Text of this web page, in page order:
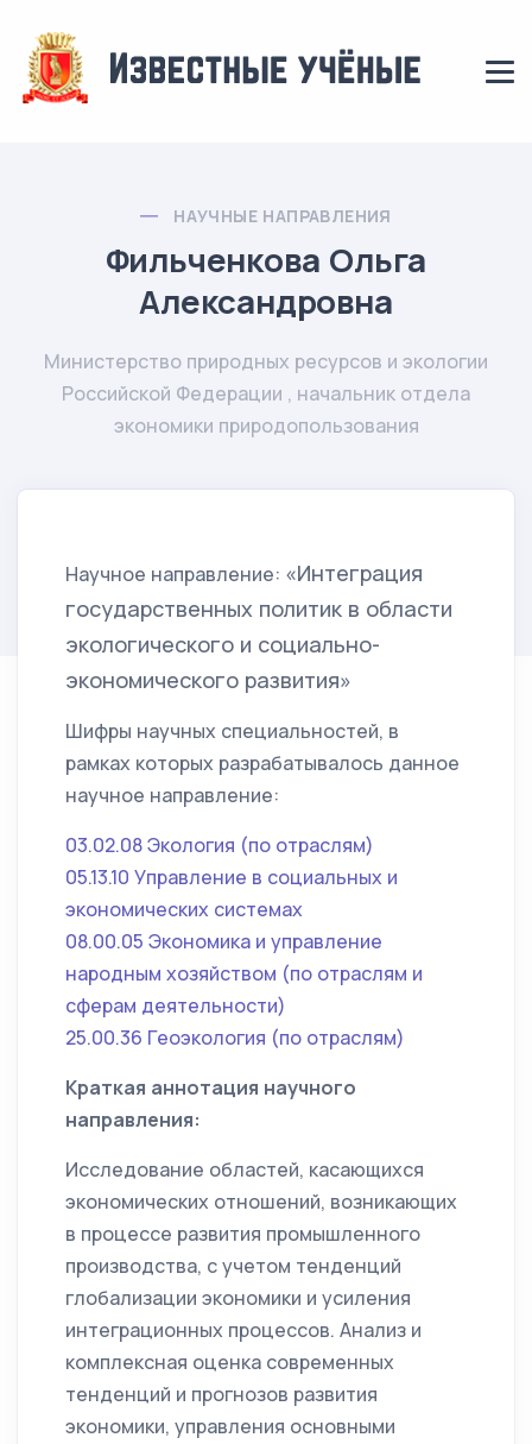
НАУЧНЫЕ НАПРАВЛЕНИЯ
Фильченкова Ольга
Александровна
Министерство природных ресурсов и экологии
Российской Федерации , начальник отдела
экономики природопользования
Научное направление: «Интеграция
государственных политик в области
экологического и социально-
экономического развития»
Шифры научных специальностей, в
рамках которых разрабатывалось данное
научное направление:
03.02.08 Экология (по отраслям)
05.13.10 Управление в социальных и
экономических системах
08.00.05 Экономика и управление
народным хозяйством (по отраслям и
сферам деятельности)
25.00.36 Геоэкология (по отраслям)
Краткая аннотация научного
направления:
Исследование областей, касающихся
экономических отношений, возникающих
в процессе развития промышленного
производства, с учетом тенденций
глобализации экономики и усиления
интеграционных процессов. Анализ и
комплексная оценка современных
тенденций и прогнозов развития
экономики, управления основными